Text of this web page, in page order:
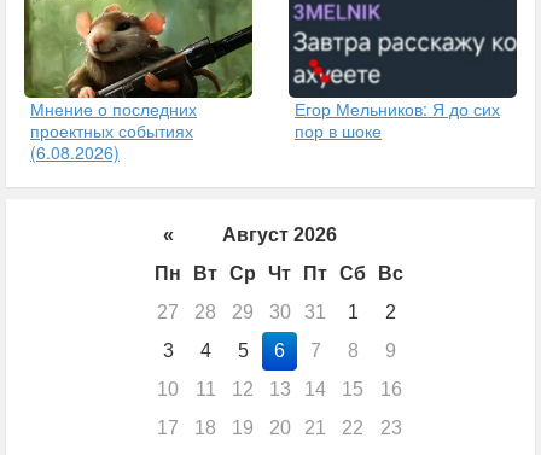
Мнение о последних
проектных событиях
(6.08.2026)
Егор Мельников: Я до сих
пор в шоке
«
Август 2026
Пн
Вт Ср Чт Пт Сб
Вс
27
28 29 30 31 1
2
3
4 5 6 7 8
9
10
11 12 13 14 15
16
17
18 19 20 21 22
23